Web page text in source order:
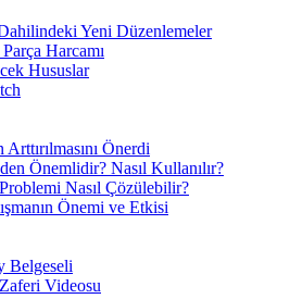
Yeni Düzenlemeler
Harcamı
Hususlar
Önerdi
Önemlidir? Nasıl Kullanılır?
Nasıl Çözülebilir?
Önemi ve Etkisi
Belgeseli
Videosu